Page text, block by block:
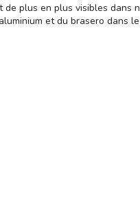
plus en plus visibles dans
et du brasero dans